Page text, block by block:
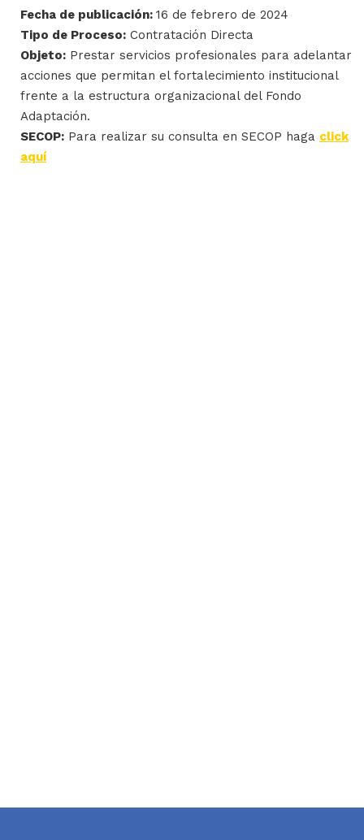
Fecha de publicación: 16 de febrero de 2024
Tipo de Proceso: Contratación Directa
Objeto: Prestar servicios profesionales para adelantar
acciones que permitan el fortalecimiento institucional
frente a la estructura organizacional del Fondo
Adaptación.
SECOP: Para realizar su consulta en SECOP haga click
aquí